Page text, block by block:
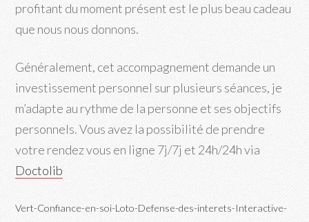
profitant du moment présent est le plus beau cadeau
que nous nous donnons.
Généralement, cet accompagnement demande un
investissement personnel sur plusieurs séances, je
m’adapte au rythme de la personne et ses objectifs
personnels. Vous avez la possibilité de prendre
votre rendez vous en ligne 7j/7j et 24h/24h via
Doctolib
Vert-Confiance-en-soi-Loto-Defense-des-interets-Interactive-